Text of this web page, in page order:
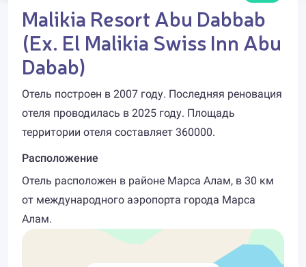
Malikia Resort Abu Dabbab
(Ex. El Malikia Swiss Inn Abu
Dabab)
Отель построен в 2007 году. Последняя реновация
отеля проводилась в 2025 году. Площадь
территории отеля составляет 360000.
Расположение
Отель расположен в районе Марса Алам, в 30 км
от международного аэропорта города Марса
Алам.